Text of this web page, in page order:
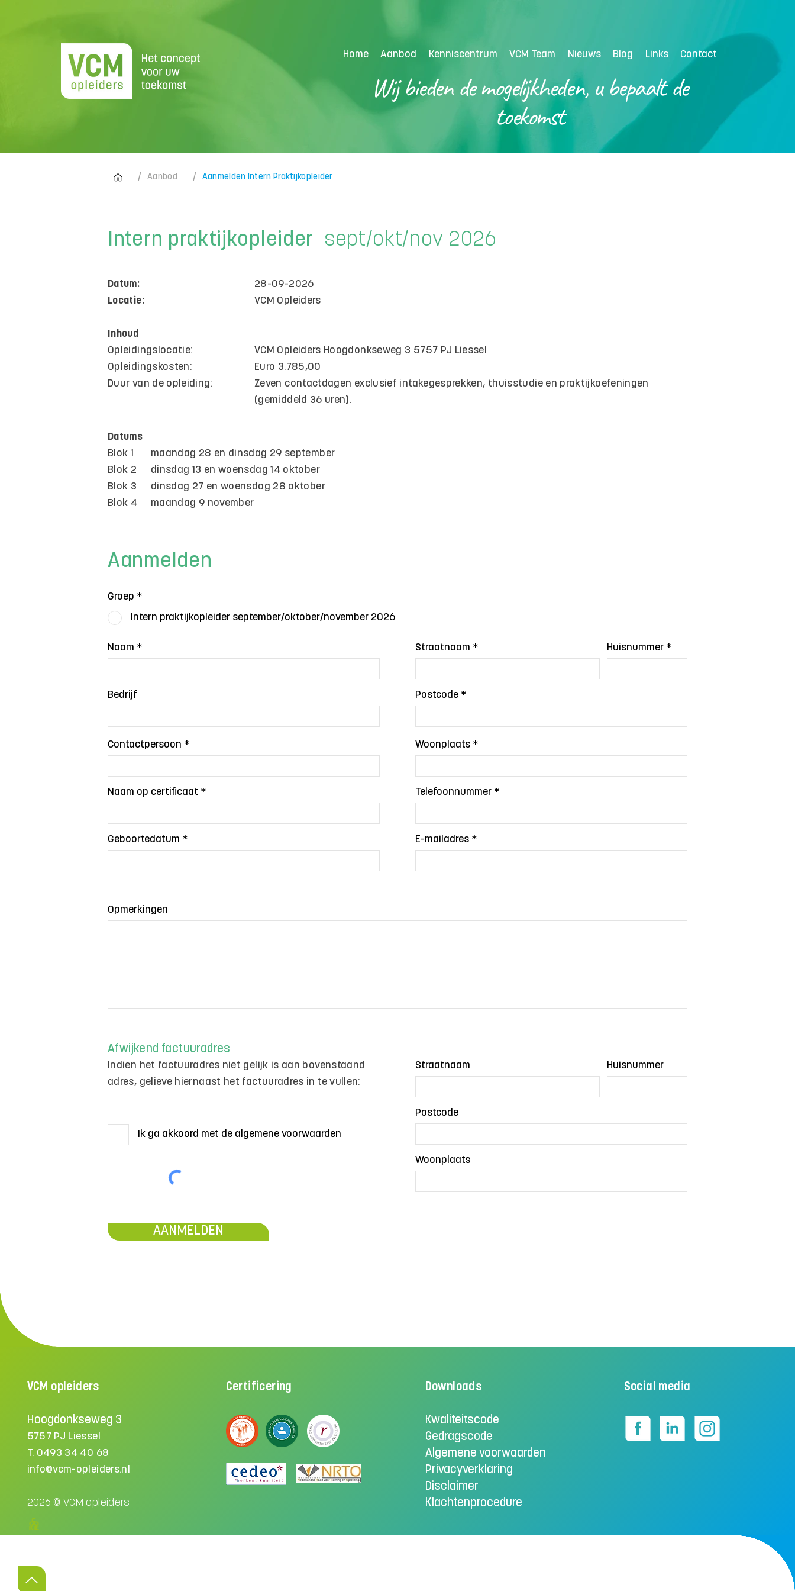
Home
Aanbod Kenniscentrum VCM Team Nieuws Blog Links Contact
Wij bieden de mogelijkheden, u bepaalt de
toekomst
/ Aanbod / Aanmelden Intern Praktijkopleider
Intern praktijkopleider sept/okt/nov 2026
Datum:
Locatie:
Inhoud
Opleidingslocatie:
Opleidingskosten:
Duur van de opleiding:
28-09-2026
VCM Opleiders
VCM Opleiders Hoogdonkseweg 3 5757 PJ Liessel
Euro 3.785,00
Zeven contactdagen exclusief intakegesprekken, thuisstudie en praktijkoefeningen
(gemiddeld 36 uren).
Datums
Blok 1
Blok 2
Blok 3
Blok 4
maandag 28 en dinsdag 29 september
dinsdag 13 en woensdag 14 oktober
dinsdag 27 en woensdag 28 oktober
​maandag 9 november
Aanmelden
Groep *
Intern praktijkopleider september/oktober/november 2026
Naam
Bedrijf
Contactpersoon
Naam op certificaat
Geboortedatum
Straatnaam Huisnummer
Postcode
Woonplaats
Telefoonnummer
E-mailadres
Opmerkingen
Afwijkend factuuradres
Indien het factuuradres niet gelijk is aan bovenstaand
adres, gelieve hiernaast het factuuradres in te vullen:
Ik ga akkoord met de algemene voorwaarden
Straatnaam Huisnummer
Postcode
Woonplaats
AANMELDEN
VCM opleiders
Hoogdonkseweg 3
5757 PJ Liessel
T. 0493 34 40 68
info@vcm-opleiders.nl
2026 © VCM opleiders
Certificering Downloads
Kwaliteitscode
Gedragscode
Algemene voorwaarden
Privacyverklaring
Disclaimer
Klachtenprocedure
Social media